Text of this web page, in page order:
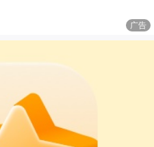
广告